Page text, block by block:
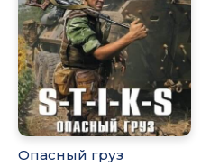
Опасный груз